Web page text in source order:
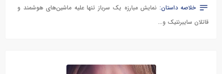
خلاصه داستان: نمایش مبارزه یک سرباز تنها علیه ماشین‌های هوشمند و
قاتلان سایبرنتیک و...